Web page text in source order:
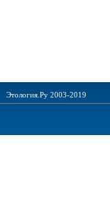
Этология.Ру 2003-2019